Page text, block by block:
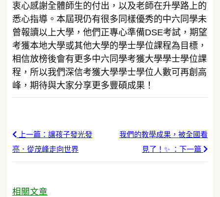
衷心感謝全體師生的付出，以及老師在升學路上的
悉心指導。本屆現仍有很多同樣優秀的中六同學未
曾報讀以上大學，他們正專心準備DSE考試，期望
考獲本地大學或其他大學的學士學位課程為目標，
相信放榜後會有更多中六同學考獲大學學士學位課
程，所以我們深信考獲大學學士學位人數可再創高
峰，期待與大家分享更多豐碩成果！
上一篇：讓孩子發光發
亮．從茂峰走向世界
我們的教學成果，被全國看
見了！✨ ：下一篇
相關文章